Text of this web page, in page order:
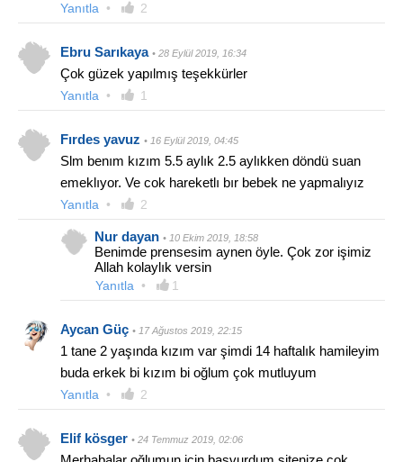
Yanıtla • 2
Ebru Sarıkaya • 28 Eylül 2019, 16:34
Çok güzek yapılmış teşekkürler
Yanıtla • 1
Fırdes yavuz • 16 Eylül 2019, 04:45
Slm benım kızım 5.5 aylık 2.5 aylıkken döndü suan
emeklıyor. Ve cok hareketlı bır bebek ne yapmalıyız
Yanıtla • 2
Nur dayan • 10 Ekim 2019, 18:58
Benimde prensesim aynen öyle. Çok zor işimiz
Allah kolaylık versin
Yanıtla • 1
Aycan Güç • 17 Ağustos 2019, 22:15
1 tane 2 yaşında kızım var şimdi 14 haftalık hamileyim
buda erkek bi kızım bi oğlum çok mutluyum
Yanıtla • 2
Elif kösger • 24 Temmuz 2019, 02:06